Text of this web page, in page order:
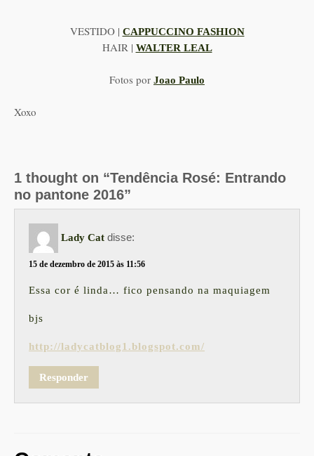
VESTIDO | CAPPUCCINO FASHION
HAIR | WALTER LEAL
Fotos por Joao Paulo
Xoxo
1 thought on “Tendência Rosé: Entrando
no pantone 2016”
Lady Cat disse:
15 de dezembro de 2015 às 11:56
Essa cor é linda… fico pensando na maquiagem
bjs
http://ladycatblog1.blogspot.com/
Responder